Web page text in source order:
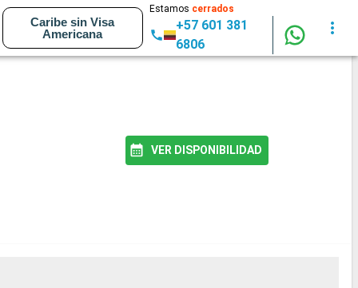
Caribe sin Visa
Americana
Estamos cerrados
+57 601 381
6806
VER DISPONIBILIDAD